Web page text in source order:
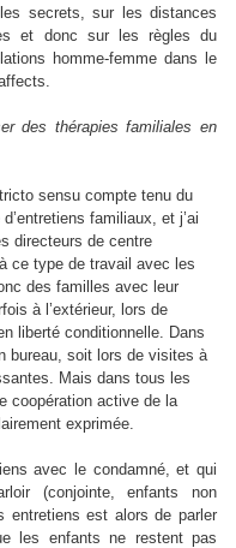
secrets, sur les distances
et donc sur les règles du
homme-femme dans le
des thérapies familiales en
sensu compte tenu du
familiaux, et j’ai
directeurs de centre
ce type de travail avec les
des familles avec leur
à l’extérieur, lors de
liberté conditionnelle. Dans
bureau, soit lors de visites à
Mais dans tous les
coopération active de la
exprimée.
avec le condamné, et qui
(conjointe, enfants non
est alors de parler
les enfants ne restent pas